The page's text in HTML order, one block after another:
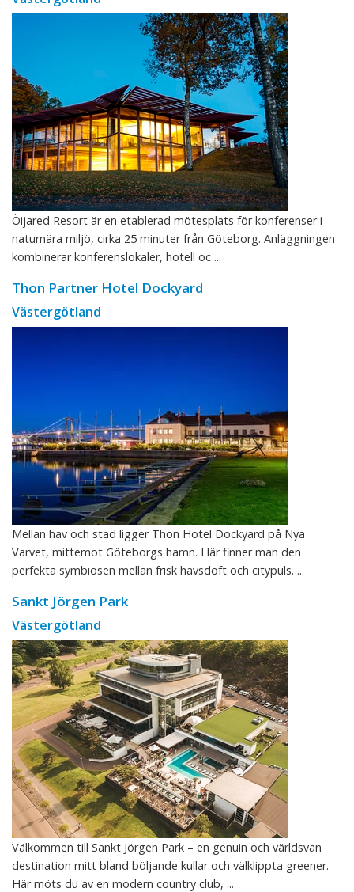
Öijared Resort är en etablerad mötesplats för konferenser i
naturnära miljö, cirka 25 minuter från Göteborg. Anläggningen
kombinerar konferenslokaler, hotell oc ...
Thon Partner Hotel Dockyard
Västergötland
Mellan hav och stad ligger Thon Hotel Dockyard på Nya
Varvet, mittemot Göteborgs hamn. Här finner man den
perfekta symbiosen mellan frisk havsdoft och citypuls. ...
Sankt Jörgen Park
Västergötland
Välkommen till Sankt Jörgen Park – en genuin och världsvan
destination mitt bland böljande kullar och välklippta greener.
Här möts du av en modern country club, ...